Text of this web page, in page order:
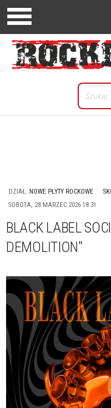
DZIAŁ: NOWE PŁYTY ROCKOWE
SOBOTA, 28 MARZEC 2026 18:31
BLACK LABEL
DEMOLITION"